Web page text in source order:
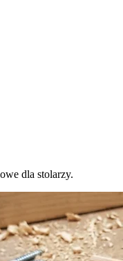
dla stolarzy.